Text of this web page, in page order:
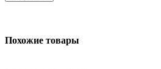
Похожие товары